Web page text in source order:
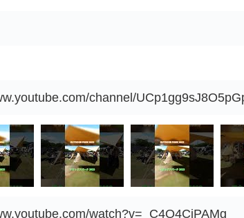
channel/
watch?v=_C4Q4CjPAMg